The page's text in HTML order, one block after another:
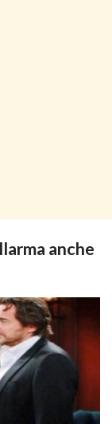
anche